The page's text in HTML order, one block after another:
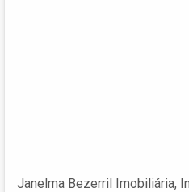
Janelma Bezerril Imobiliária,